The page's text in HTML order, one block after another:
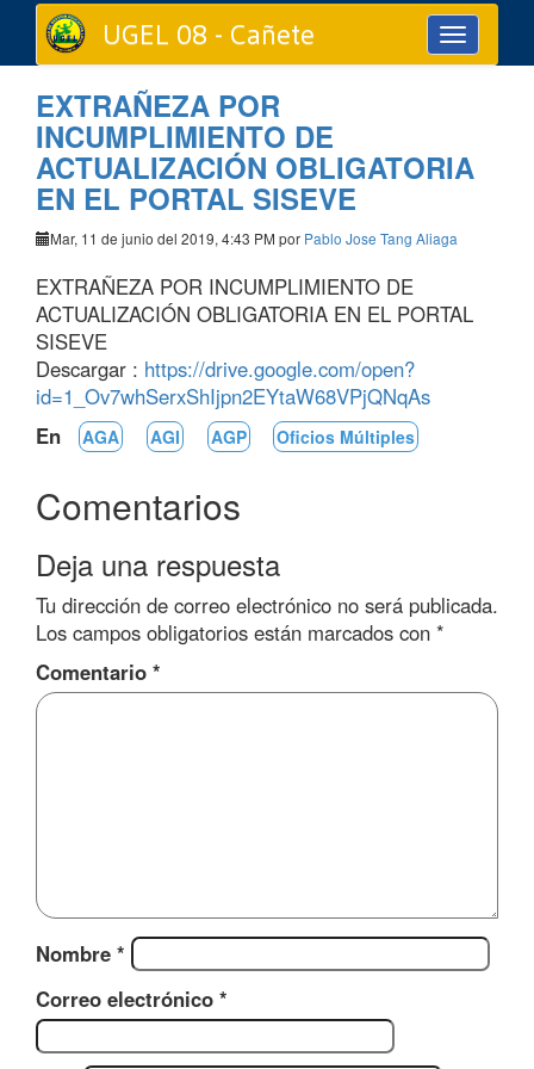
Toggle
navigation
UGEL 08 - Cañete
EXTRAÑEZA POR
INCUMPLIMIENTO DE
ACTUALIZACIÓN OBLIGATORIA
EN EL PORTAL SISEVE
Mar, 11 de junio del 2019, 4:43 PM por Pablo Jose Tang Aliaga
EXTRAÑEZA POR INCUMPLIMIENTO DE
ACTUALIZACIÓN OBLIGATORIA EN EL PORTAL
SISEVE
Descargar : https://drive.google.com/open?
id=1_Ov7whSerxShIjpn2EYtaW68VPjQNqAs
En
AGA AGI AGP Oficios Múltiples
Comentarios
Deja una respuesta
Tu dirección de correo electrónico no será publicada.
Los campos obligatorios están marcados con *
Comentario *
Nombre *
Correo electrónico *